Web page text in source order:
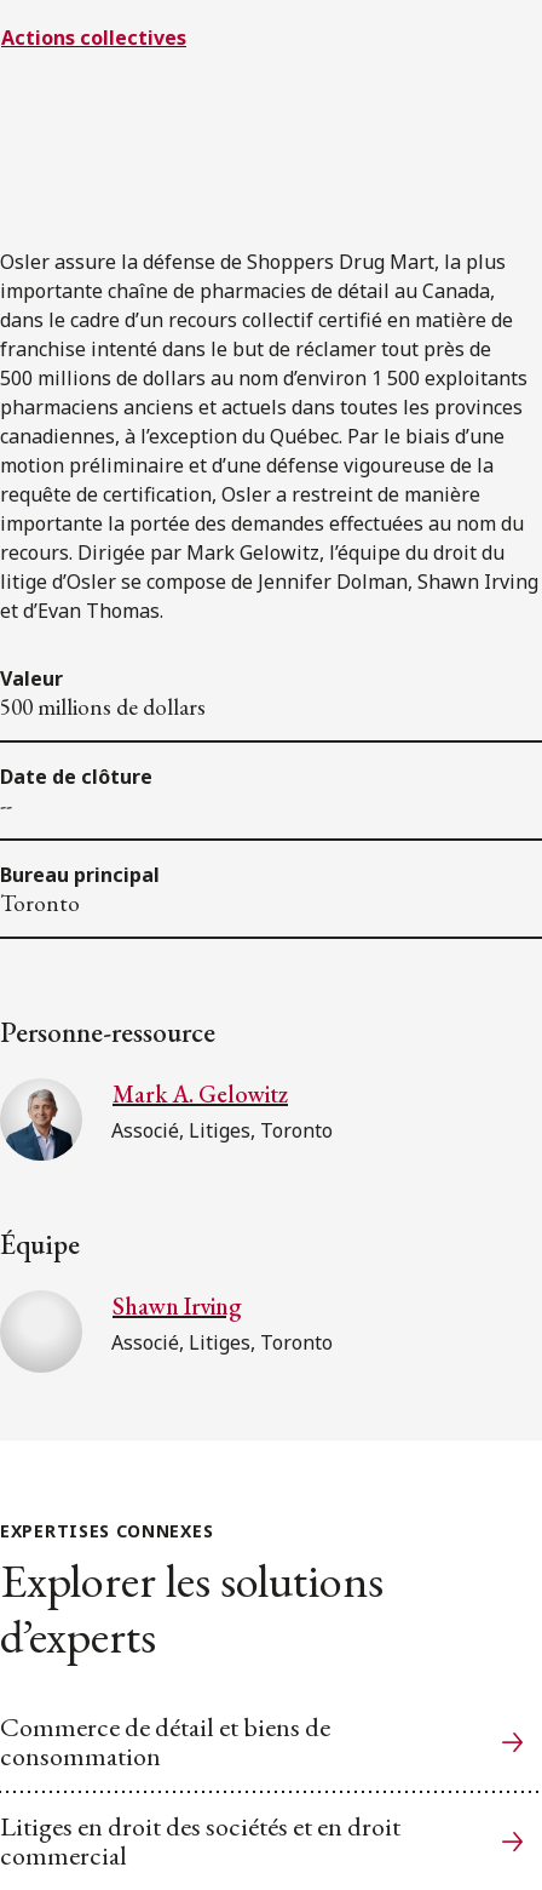
Actions collectives
Osler assure la défense de Shoppers Drug Mart, la plus
importante chaîne de pharmacies de détail au Canada,
dans le cadre d’un recours collectif certifié en matière de
franchise intenté dans le but de réclamer tout près de
500 millions de dollars au nom d’environ 1 500 exploitants
pharmaciens anciens et actuels dans toutes les provinces
canadiennes, à l’exception du Québec. Par le biais d’une
motion préliminaire et d’une défense vigoureuse de la
requête de certification, Osler a restreint de manière
importante la portée des demandes effectuées au nom du
recours. Dirigée par Mark Gelowitz, l’équipe du droit du
litige d’Osler se compose de Jennifer Dolman, Shawn Irving
et d’Evan Thomas.
Valeur
500 millions de dollars
Date de clôture
--
Bureau principal
Toronto
Personne-ressource
Mark A. Gelowitz
Associé, Litiges, Toronto
Équipe
Shawn Irving
Associé, Litiges, Toronto
EXPERTISES CONNEXES
Explorer les solutions
d’experts
Commerce de détail et biens de
consommation
Litiges en droit des sociétés et en droit
commercial